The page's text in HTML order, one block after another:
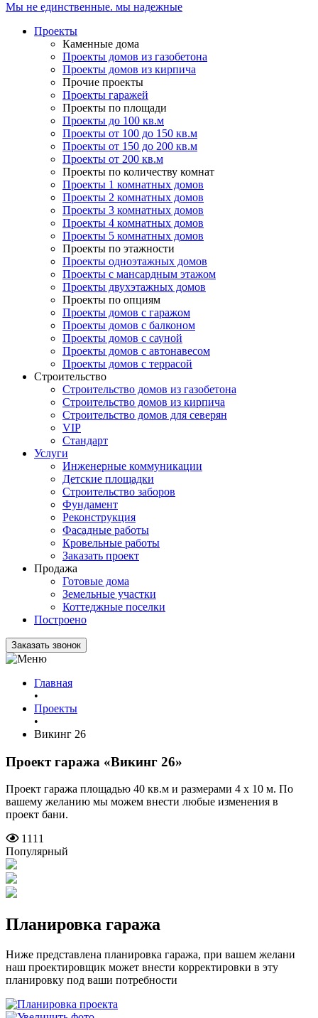
Мы не единственные. мы надежные
Проекты
Каменные дома
Проекты домов из газобетона
Проекты домов из кирпича
Прочие проекты
Проекты гаражей
Проекты по площади
Проекты до 100 кв.м
Проекты от 100 до 150 кв.м
Проекты от 150 до 200 кв.м
Проекты от 200 кв.м
Проекты по количеству комнат
Проекты 1 комнатных домов
Проекты 2 комнатных домов
Проекты 3 комнатных домов
Проекты 4 комнатных домов
Проекты 5 комнатных домов
Проекты по этажности
Проекты одноэтажных домов
Проекты с мансардным этажом
Проекты двухэтажных домов
Проекты по опциям
Проекты домов с гаражом
Проекты домов с балконом
Проекты домов с сауной
Проекты домов с автонавесом
Проекты домов с террасой
Строительство
Строительство домов из газобетона
Строительство домов из кирпича
Строительство домов для северян
VIP
Стандарт
Услуги
Инженерные коммуникации
Детские площадки
Строительство заборов
Фундамент
Реконструкция
Фасадные работы
Кровельные работы
Заказать проект
Продажа
Готовые дома
Земельные участки
Коттеджные поселки
Построено
Заказать звонок
Главная
•
Проекты
•
Викинг 26
Проект гаража «Викинг 26»
Проект гаража площадью 40 кв.м и размерами 4 х 10 м. По
вашему желанию мы можем внести любые изменения в
проект бани.
1111
Популярный
Планировка гаража
Ниже представлена планировка гаража, при вашем желани
наш проектировщик может внести корректировки в эту
планировку под ваши потребности